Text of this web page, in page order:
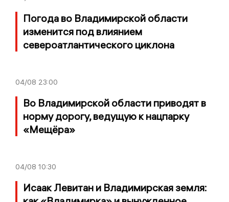
Погода во Владимирской области
изменится под влиянием
североатлантического циклона
04/08 23:00
Во Владимирской области приводят в
норму дорогу, ведущую к нацпарку
«Мещёра»
04/08 10:30
Исаак Левитан и Владимирская земля: